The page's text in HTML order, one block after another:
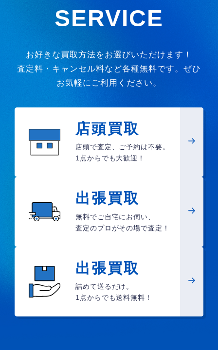
SERVICE
お好きな買取方法をお選びいただけます！
査定料・キャンセル料など各種無料です。ぜひ
お気軽にご利用ください。
店頭買取
店頭で査定、ご予約は不要。
1点からでも大歓迎！
出張買取
無料でご自宅にお伺い、
査定のプロがその場で査定！
出張買取
詰めて送るだけ。
1点からでも送料無料！